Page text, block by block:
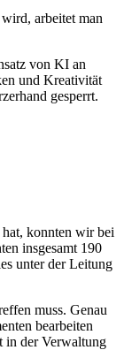
arbeitet man
von KI an
und Kreativität
gesperrt.
konnten wir bei
insgesamt 190
unter der Leitung
muss. Genau
bearbeiten
in der Verwaltung